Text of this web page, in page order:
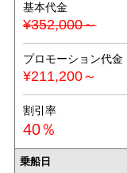
基本代金
¥352,000～
プロモーション代金
¥211,200～
割引率
40％
乗船日